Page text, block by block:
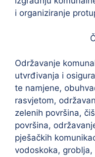
i organiziranje
Održavanje
utvrđivanja i
te namjene,
rasvjetom,
zelenih površina,
površina,
pješačkih
vodoskoka,